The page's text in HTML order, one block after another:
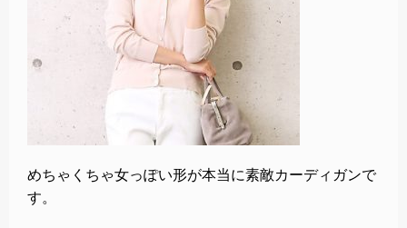
めちゃくちゃ女っぽい形が本当に素敵カーディガンで
す。